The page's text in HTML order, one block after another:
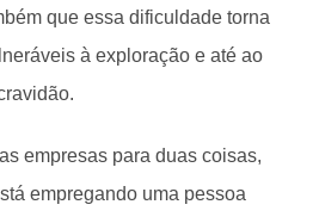
que essa dificuldade torna
à exploração e até ao
empresas para duas coisas,
empregando uma pessoa